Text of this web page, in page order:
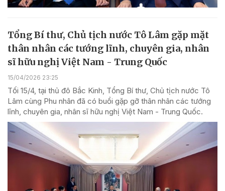
Tổng Bí thư, Chủ tịch nước Tô Lâm gặp mặt
thân nhân các tướng lĩnh, chuyên gia, nhân
sĩ hữu nghị Việt Nam - Trung Quốc
15/04/2026 23:25
Tối 15/4, tại thủ đô Bắc Kinh, Tổng Bí thư, Chủ tịch nước Tô
Lâm cùng Phu nhân đã có buổi gặp gỡ thân nhân các tướng
lĩnh, chuyên gia, nhân sĩ hữu nghị Việt Nam - Trung Quốc.